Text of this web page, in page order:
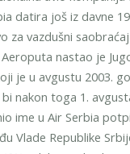
datira još iz davne
za vazdušni
nastao je
je u avgustu 2003.
nakon toga 1.
ime u Air Serbia
Vlade Republike